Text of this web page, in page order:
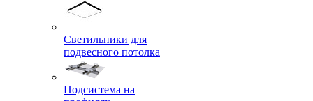
Светильники для
подвесного потолка
Подсистема на